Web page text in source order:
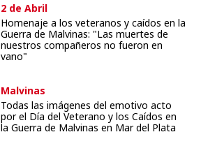
2 de Abril
Homenaje a los veteranos y caídos en la
Guerra de Malvinas: "Las muertes de
nuestros compañeros no fueron en
vano"
Malvinas
Todas las imágenes del emotivo acto
por el Día del Veterano y los Caídos en
la Guerra de Malvinas en Mar del Plata